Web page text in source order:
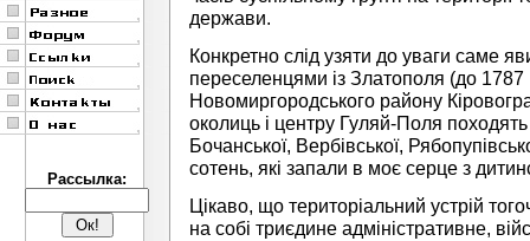
Рассылка:
держави.
Конкретно слід узяти до уваги саме
переселенцями із Златополя (до
Новомиргородського району
околиць і центру Гуляй-Поля
Бочанської, Вербівської,
сотень, які запали в моє серце з
Цікаво, що територіальний устрій
на собі триєдине адміністративне,